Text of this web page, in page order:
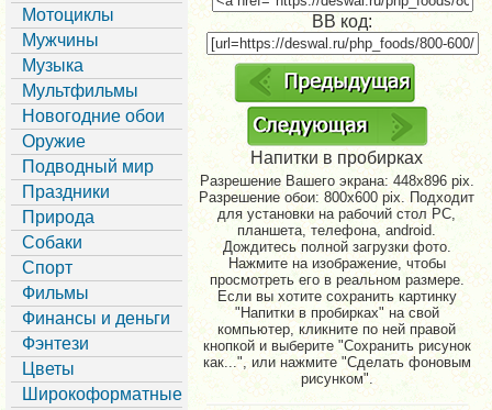
Мотоциклы
Мужчины
Музыка
Мультфильмы
Новогодние обои
Оружие
Подводный мир
Праздники
Природа
Собаки
Спорт
Фильмы
Финансы и деньги
Фэнтези
Цветы
Широкоформатные
BB код:
Напитки в пробирках
Разрешение Вашего экрана:448x896 pix.
Разрешение обои: 800x600 pix. Подходит
для установки на рабочий стол PC,
планшета, телефона, android.
Дождитесь полной загрузки фото.
Нажмите на изображение, чтобы
просмотреть его в реальном размере.
Если вы хотите сохранить картинку
"Напитки в пробирках" на свой
компьютер, кликните по ней правой
кнопкой и выберите "Сохранить рисунок
как...", или нажмите "Сделать фоновым
рисунком".